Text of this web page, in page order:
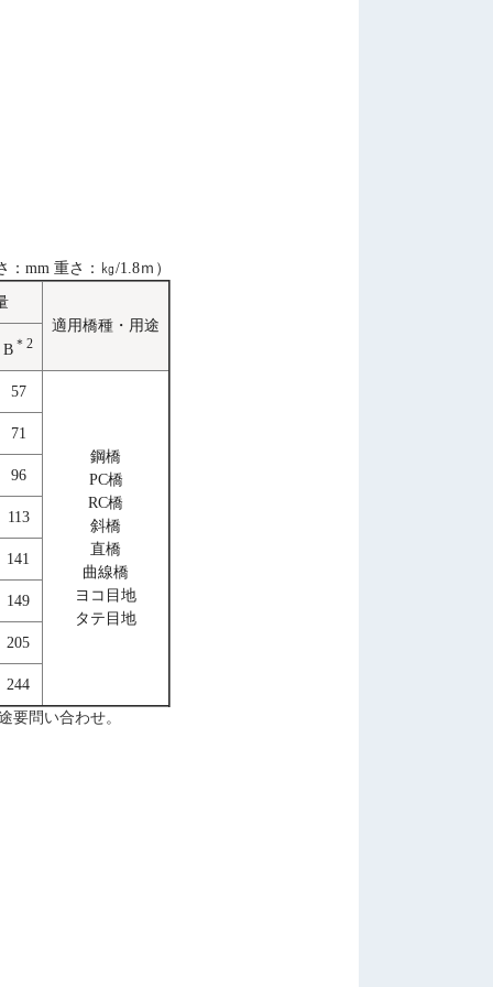
：mm 重さ：㎏/1.8ｍ）
適用橋種・用途
B ＊2
57
鋼橋
PC橋
RC橋
斜橋
直橋
曲線橋
ヨコ目地
タテ目地
71
96
113
141
149
205
244
問い合わせ。